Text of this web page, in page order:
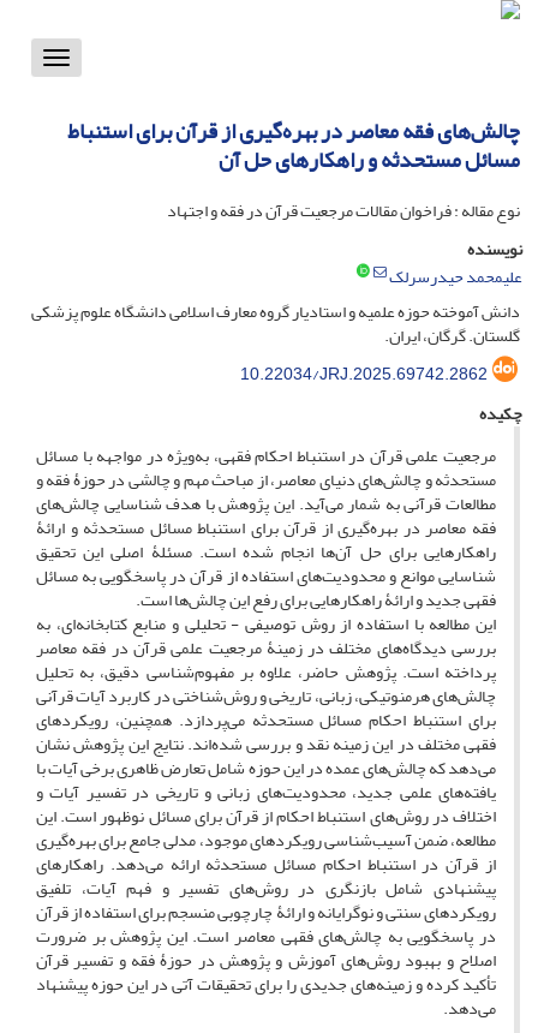
Toggle
چالش‌های فقه معاصر در بهره‌گیری از قرآن برای استنباط
مسائل مستحدثه و راهکارهای حل آن
نوع مقاله : فراخوان مقالات مرجعیت قرآن در فقه و اجتهاد
نویسنده
علیمحمد حیدرسرلک
دانش آموخته حوزه علمیه و استادیار گروه معارف اسلامی دانشگاه علوم پزشکی
گلستان. گرگان، ایران.
10.22034/JRJ.2025.69742.2862
چکیده
مرجعیت علمی قرآن در استنباط احکام فقهی، به‌ویژه در مواجهه با مسائل
مستحدثه و چالش‌های دنیای معاصر، از مباحث مهم و چالشی در حوزۀ فقه و
مطالعات قرآنی به شمار می‌آید. این پژوهش با هدف شناسایی چالش‌های
فقه معاصر در بهره‌گیری از قرآن برای استنباط مسائل مستحدثه و ارائۀ
راهکارهایی برای حل آن‌ها انجام شده است. مسئلۀ اصلی این تحقیق
شناسایی موانع و محدودیت‌های استفاده از قرآن در پاسخگویی به مسائل
فقهی جدید و ارائۀ راهکارهایی برای رفع این چالش‌ها است.
این مطالعه با استفاده از روش توصیفی - تحلیلی و منابع کتابخانه‌ای، به
بررسی دیدگاه‌های مختلف در زمینۀ مرجعیت علمی قرآن در فقه معاصر
پرداخته است. پژوهش حاضر، علاوه بر مفهوم‌شناسی دقیق، به تحلیل
چالش‌های هرمنوتیکی، زبانی، تاریخی و روش‌شناختی در کاربرد آیات قرآنی
برای استنباط احکام مسائل مستحدثه می‌پردازد. همچنین، رویکردهای
فقهی مختلف در این زمینه نقد و بررسی شده‌اند. نتایج این پژوهش نشان
می‌دهد که چالش‌های عمده در این حوزه شامل تعارض ظاهری برخی آیات با
یافته‌های علمی جدید، محدودیت‌های زبانی و تاریخی در تفسیر آیات و
اختلاف در روش‌های استنباط احکام از قرآن برای مسائل نوظهور است. این
مطالعه، ضمن آسیب‌شناسی رویکردهای موجود، مدلی جامع برای بهره‌گیری
از قرآن در استنباط احکام مسائل مستحدثه ارائه می‌دهد. راهکارهای
پیشنهادی شامل بازنگری در روش‌های تفسیر و فهم آیات، تلفیق
رویکردهای سنتی و نوگرایانه و ارائۀ چارچوبی منسجم برای استفاده از قرآن
در پاسخگویی به چالش‌های فقهی معاصر است. این پژوهش بر ضرورت
اصلاح و بهبود روش‌های آموزش و پژوهش در حوزۀ فقه و تفسیر قرآن
تأکید کرده و زمینه‌های جدیدی را برای تحقیقات آتی در این حوزه پیشنهاد
می‌دهد.